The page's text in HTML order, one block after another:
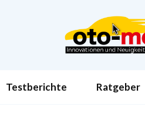
Testberichte Ratgeber